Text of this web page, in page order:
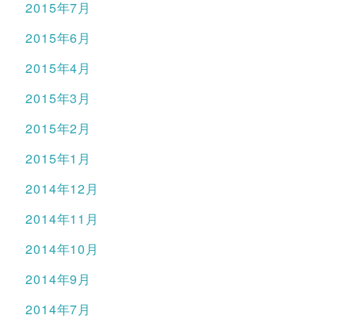
2015年7月
2015年6月
2015年4月
2015年3月
2015年2月
2015年1月
2014年12月
2014年11月
2014年10月
2014年9月
2014年7月